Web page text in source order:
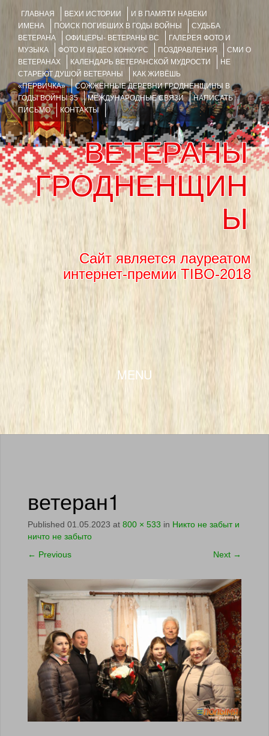
ГЛАВНАЯ ВЕХИ ИСТОРИИ
И В ПАМЯТИ НАВЕКИ
ИМЕНА
ПОИСК ПОГИБШИХ В ГОДЫ ВОЙНЫ
СУДЬБА
ВЕТЕРАНА
ОФИЦЕРЫ- ВЕТЕРАНЫ ВС
ГАЛЕРЕЯ ФОТО И
МУЗЫКА
ФОТО И ВИДЕО КОНКУРС ПОЗДРАВЛЕНИЯ
СМИ О
ВЕТЕРАНАХ
КАЛЕНДАРЬ ВЕТЕРАНСКОЙ МУДРОСТИ
НЕ
СТАРЕЮТ ДУШОЙ ВЕТЕРАНЫ
КАК ЖИВЁШЬ
«ПЕРВИЧКА»
СОЖЖЁННЫЕ ДЕРЕВНИ ГРОДНЕНЩИНЫ В
ГОДЫ ВОЙНЫ 35
МЕЖДУНАРОДНЫЕ СВЯЗИ
НАПИСАТЬ
ПИСЬМО
КОНТАКТЫ
ВЕТЕРАНЫ
ГРОДНЕНЩИН
Ы
Сайт является лауреатом
интернет-премии TIBO-2018
MENU
SKIP TO CONTENT
ветеран1
Published 01.05.2023 at 800 × 533 in Никто не забыт и
ничто не забыто
← Previous Next →